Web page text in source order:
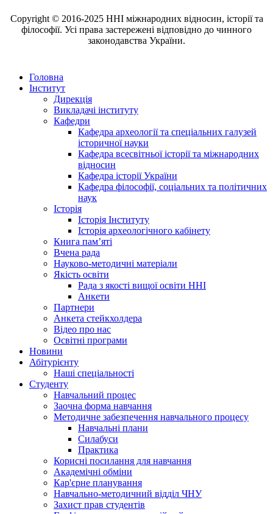
Copyright © 2016-2025 ННІ міжнародних відносин, історії та
філософії. Усі права застережені відповідно до чинного
законодавства України.
Головна
Інститут
Дирекція
Викладачі інституту
Кафедри
Кафедра археології та спеціальних галузей
історичної науки
Кафедра всесвітньої історії та міжнародних
відносин
Кафедра історії України
Кафедра філософії, соціальних та політичних
наук
Історія
Історія Інституту
Історія археологічного кабінету
Книга памʼяті
Вчена рада
Науково-методичні матеріали
Якість освіти
Рада з якості вищої освіти ННІ
Анкети
Партнери
Анкета стейкхолдера
Відео про нас
Освітні програми
Hовини
Абітурієнту
Наші спеціальності
Студенту
Навчальний процес
Заочна форма навчання
Методичне забезпечення навчального процесу
Навчальні плани
Силабуси
Практика
Корисні посилання для навчання
Академічні обміни
Кар'єрне планування
Навчально-методичний відділ ЧНУ
Захист прав студентів